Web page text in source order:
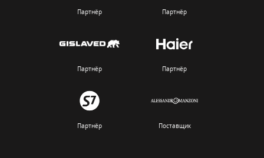
Партнёр Партнёр
Партнёр Партнёр
Партнёр Поставщик